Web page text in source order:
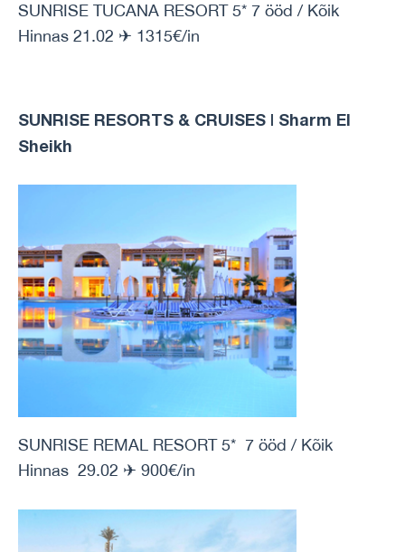
SUNRISE TUCANA RESORT 5* 7 ööd / Kõik
Hinnas 21.02 ✈ 1315€/in
SUNRISE RESORTS & CRUISES | Sharm El
Sheikh
SUNRISE REMAL RESORT 5* 7 ööd / Kõik
Hinnas 29.02 ✈ 900€/in